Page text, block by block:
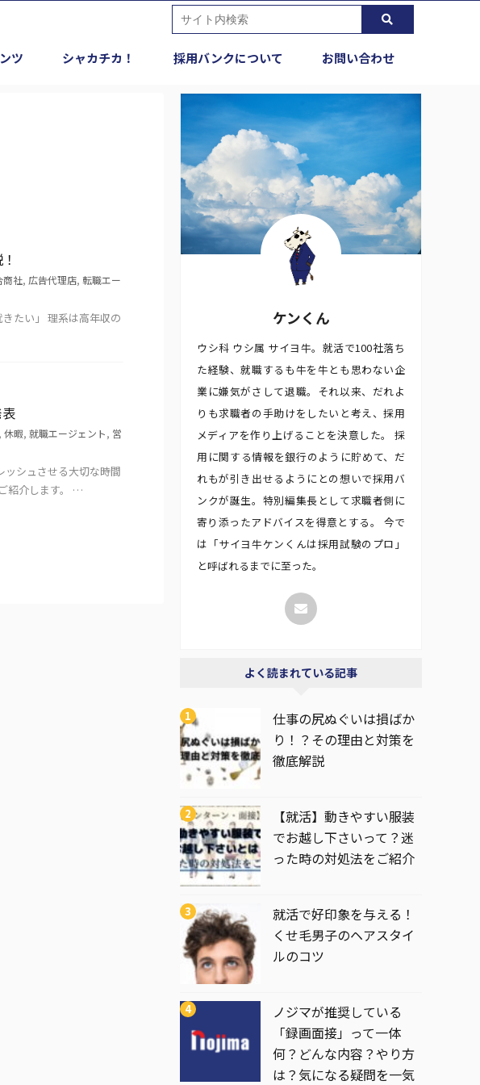
ツ シャカチカ！ 採用バンクについて お問い合わせ
商社, 広告代理店, 転職エー
たい」 理系は高年収の
, 休暇, 就職エージェント, 営
ッシュさせる大切な時間
紹介します。 …
ケンくん
ウシ科 ウシ属 サイヨ牛。就活で100社落ち
た経験、就職するも牛を牛とも思わない企
業に嫌気がさして退職。それ以来、だれよ
りも求職者の手助けをしたいと考え、採用
メディアを作り上げることを決意した。 採
用に関する情報を銀行のように貯めて、だ
れもが引き出せるようにとの想いで採用バ
ンクが誕生。特別編集長として求職者側に
寄り添ったアドバイスを得意とする。 今で
は「サイヨ牛ケンくんは採用試験のプロ」
と呼ばれるまでに至った。
よく読まれている記事
仕事の尻ぬぐいは損ばか
り！？その理由と対策を
徹底解説
【就活】動きやすい服装
でお越し下さいって？迷
った時の対処法をご紹介
就活で好印象を与える！
くせ毛男子のヘアスタイ
ルのコツ
ノジマが推奨している
「録画面接」って一体
何？どんな内容？やり方
は？気になる疑問を一気